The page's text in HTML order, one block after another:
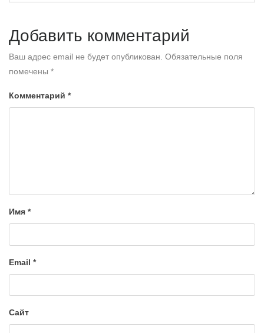
Добавить комментарий
Ваш адрес email не будет опубликован. Обязательные поля
помечены *
Комментарий *
Имя *
Email *
Сайт